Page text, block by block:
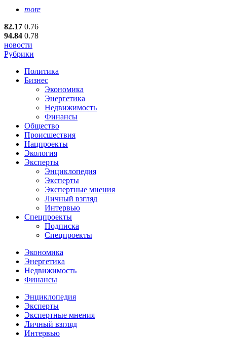
more
82.17 0.76
94.84 0.78
новости
Рубрики
Политика
Бизнес
Экономика
Энергетика
Недвижимость
Финансы
Общество
Происшествия
Нацпроекты
Экология
Эксперты
Энциклопедия
Эксперты
Экспертные мнения
Личный взгляд
Интервью
Спецпроекты
Подписка
Спецпроекты
Экономика
Энергетика
Недвижимость
Финансы
Энциклопедия
Эксперты
Экспертные мнения
Личный взгляд
Интервью